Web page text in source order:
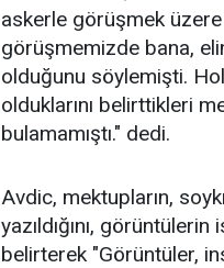
askerle görüşmek
görüşmemizde bana,
olduğunu söylemişti.
olduklarını belirttikleri
bulamamıştı." dedi.
Avdic, mektupların,
yazıldığını,
belirterek "Görüntüler,